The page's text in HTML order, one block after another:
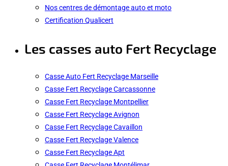
Nos centres de démontage auto et moto
Certification Qualicert
Les casses auto Fert Recyclage
Casse Auto Fert Recyclage Marseille
Casse Fert Recyclage Carcassonne
Casse Fert Recyclage Montpellier
Casse Fert Recyclage Avignon
Casse Fert Recyclage Cavaillon
Casse Fert Recyclage Valence
Casse Fert Recyclage Apt